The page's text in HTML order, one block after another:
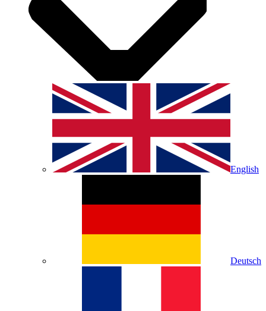
English
Deutsch